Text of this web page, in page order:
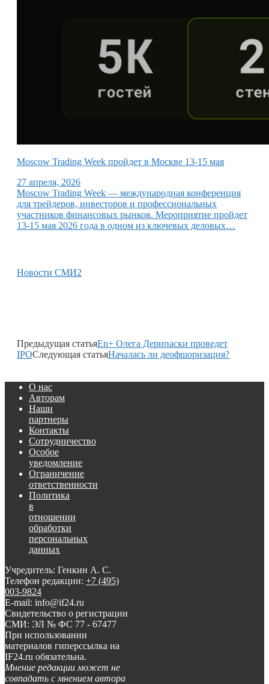
Moscow Trading Week пройдет в Москве 13-15 мая
27 апреля, 2026
Moscow Trading Week — международная конференция
для трейдеров, инвесторов и профессиональных
участников финансовых рынков. Мероприятие пройдет
13-15 мая 2026 года в одном из ключевых деловых…
Новости СМИ2
Предыдущая статьяEn+ Олега Дерипаски проведет
IPOСледующая статьяНачалась ли деофшоризация?
О нас
Авторам
Наши
партнеры
Контакты
Сотрудничество
Особое
уведомление
Ограничение
ответственности
Политика
в
отношении
обработки
персональных
данных
Учредитель: Генкин А. С.
Телефон редакции: +7 (495)
003-9824
E-mail: info@if24.ru
Свидетельство о регистрации
СМИ: ЭЛ № ФС 77 - 67477
При использовании
материалов гиперссылка на
IF24.ru обязательна.
Мнение редакции может не
совпадать с мнением автора